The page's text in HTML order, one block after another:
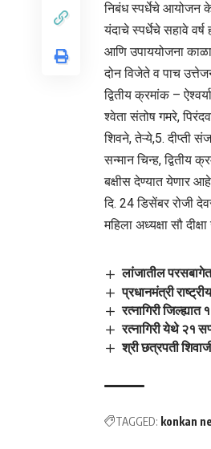
निबंध स्पर्धेचे आयोजन
यंदाचे स्पर्धेचे सहावे
आणि उपाययोजना
दोन विजेते व पाच
द्वितीय क्रमांक –
श्वेता संतोष गमरे,
शिवने, तेऱ्ये,5. दीप्ती
सन्मान चिन्ह,
बक्षीस देण्यात येणार
दि. 24 डिसेंबर रोजी
महिला अध्यक्षा सौ
लांजातील
प्रधानमंत्री
रत्नागिरी
रत्नागिरी येथे २१
श्री छत्रपती
TAGGED: konkan